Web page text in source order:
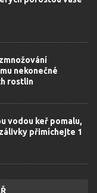
nekonečné
rostlin
vodou keř pomalu,
přimíchejte 1